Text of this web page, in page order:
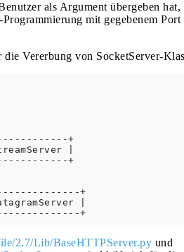
als Argument übergeben
mit gegebenem
Vererbung von SocketServer-
+
|
+
+
|
2.7/Lib/BaseHTTPServer.py und